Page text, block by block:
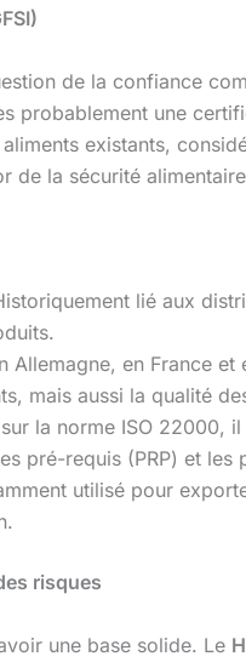
de la confiance
probablement une
existants,
de la sécurité
lié aux
Allemagne, en France
mais aussi la qualité
la norme ISO 22000,
pré-requis (PRP) et les
utilisé pour
risques
une base solide. Le